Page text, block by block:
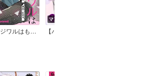
腹黒王子のイジワルはもはや愛
マンガ｜話